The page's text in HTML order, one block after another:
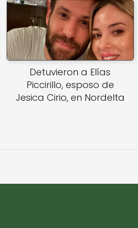
Detuvieron a Elías
Piccirillo, esposo de
Jesica Cirio, en Nordelta